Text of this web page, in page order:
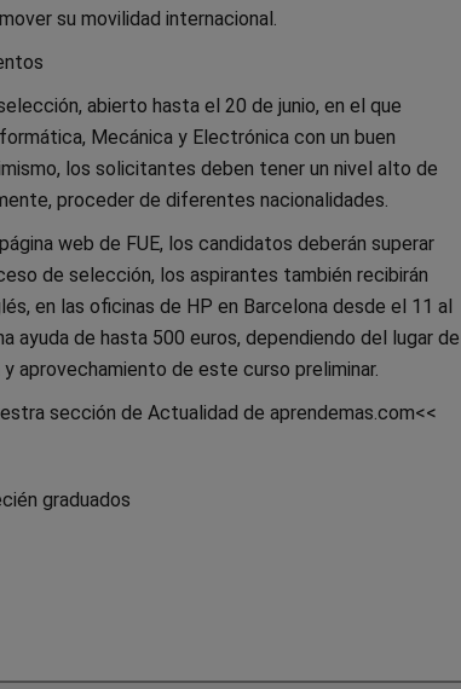
su movilidad internacional.
abierto hasta el 20 de junio, en el que
Mecánica y Electrónica con un buen
los solicitantes deben tener un nivel alto de
proceder de diferentes nacionalidades.
web de FUE, los candidatos deberán superar
de selección, los aspirantes también recibirán
en las oficinas de HP en Barcelona desde el 11 al
ayuda de hasta 500 euros, dependiendo del lugar de
aprovechamiento de este curso preliminar.
sección de Actualidad de aprendemas.com<<
graduados